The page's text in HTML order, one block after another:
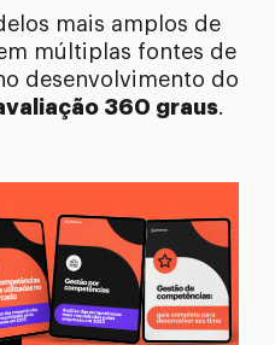
mais amplos de
múltiplas fontes de
desenvolvimento do
360 graus.